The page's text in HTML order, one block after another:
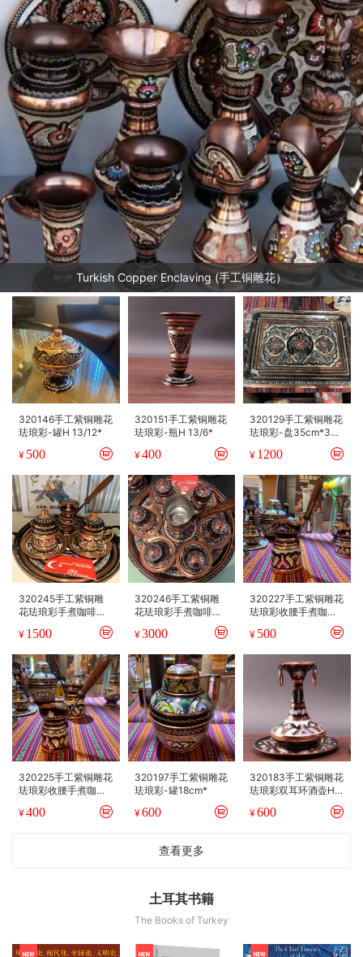
Turkish Copper Enclaving (手工铜雕花）
320146手工紫铜雕花
珐琅彩-罐H 13/12*
¥ 500
320151手工紫铜雕花
珐琅彩-瓶H 13/6*
¥400
320129手工紫铜雕花
珐琅彩-盘35cm*35.
¥ 1200
320245手工紫铜雕
花珐琅彩手煮咖啡壶
咖啡杯组合10cm*25
cm
¥ 1500
320246手工紫铜雕
花珐琅彩手煮咖啡壶
咖啡杯组合（2+5）1
2.5cm*35cm
¥3000
320227手工紫铜雕花
珐琅彩收腰手煮咖啡
¥ 500
320225手工紫铜雕花
珐琅彩收腰手煮咖啡
¥400
320197手工紫铜雕花
珐琅彩-罐18cm*
¥600
320183手工紫铜雕花
珐琅彩双耳环酒壶H 1
¥600
查看更多
土耳其书籍
The Books of Turkey